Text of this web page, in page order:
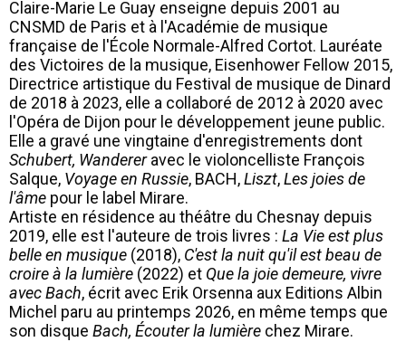
Claire-Marie Le Guay enseigne depuis 2001 au
CNSMD de Paris et à l'Académie de musique
française de l'École Normale-Alfred Cortot. Lauréate
des Victoires de la musique, Eisenhower Fellow 2015,
Directrice artistique du Festival de musique de Dinard
de 2018 à 2023, elle a collaboré de 2012 à 2020 avec
l'Opéra de Dijon pour le développement jeune public.
Elle a gravé une vingtaine d'enregistrements dont
Schubert, Wandereravec le violoncelliste François
Salque, Voyage en Russie, BACH,Liszt,Les joies de
l'âme pour le label Mirare.
Artiste en résidence au théâtre du Chesnay depuis
2019, elle est l'auteure de trois livres : La Vie est plus
belle en musique (2018), C'est la nuit qu'il est beau de
croire à la lumière (2022) et Que la joie demeure, vivre
avec Bach, écrit avec Erik Orsenna aux Editions Albin
Michel paru au printemps 2026, en même temps que
son disque Bach, Écouter la lumière chez Mirare.